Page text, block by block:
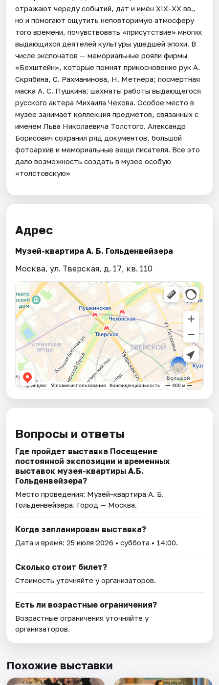
отражают череду событий, дат и имён ХIX-ХХ вв.,
но и помогают ощутить неповторимую атмосферу
того времени, почувствовать «присутствие» многих
выдающихся деятелей культуры ушедшей эпохи. В
числе экспонатов — мемориальные рояли фирмы
«Бехштейн», которые помнят прикосновение рук А.
Скрябина, С. Рахманинова, Н. Метнера; посмертная
маска А. С. Пушкина; шахматы работы выдающегося
русского актера Михаила Чехова. Особое место в
музее занимает коллекция предметов, связанных с
именем Льва Николаевича Толстого. Александр
Борисович сохранил ряд документов, большой
фотоархив и мемориальные вещи писателя. Все это
дало возможность создать в музее особую
«толстовскую»
Адрес
Музей-квартира А. Б. Гольденвейзера
Москва, ул. Тверская, д. 17, кв. 110
Вопросы и ответы
Где пройдет выставка Посещение
постоянной экспозиции и временных
выставок музея-квартиры А.Б.
Гольденвейзера?
Место проведения: Музей-квартира А. Б.
Гольденвейзера. Город — Москва.
Когда запланирован выставка?
Дата и время:25 июля 2026 • суббота • 14:00.
Сколько стоит билет?
Стоимость уточняйте у организаторов.
Есть ли возрастные ограничения?
Возрастные ограничения уточняйте у
организаторов.
Похожие выставки